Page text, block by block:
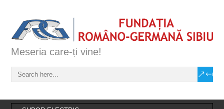
Meseria care-ți vine!